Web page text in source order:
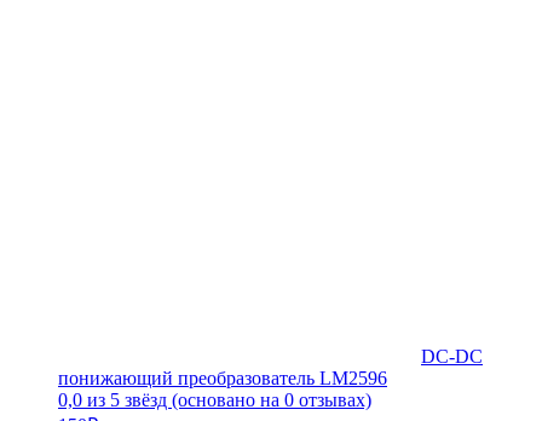
DC-DC
понижающий преобразователь LM2596
0,0 из 5 звёзд (основано на 0 отзывах)